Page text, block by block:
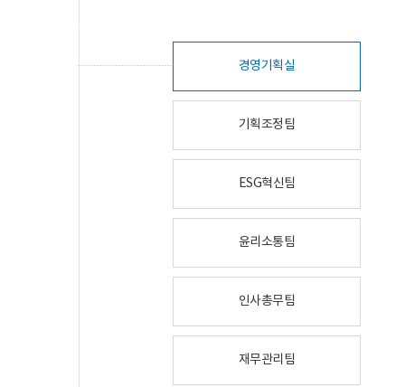
경영기획실
기획조정팀
ESG혁신팀
윤리소통팀
인사총무팀
재무관리팀